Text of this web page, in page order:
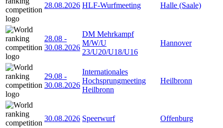
28.08.2026 HLF-Wurfmeeting Halle (Saale)
28.08 -
30.08.2026
DM Mehrkampf
M/W/U
23/U20/U18/U16
Hannover
29.08 -
30.08.2026
Internationales
Hochsprungmeeting
Heilbronn
Heilbronn
30.08.2026 Speerwurf Offenburg